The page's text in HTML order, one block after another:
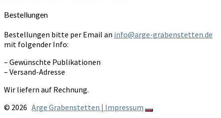
Bestellungen
Bestellungen bitte per Email an info@arge-grabenstetten.de
mit folgender Info:
– Gewünschte Publikationen
– Versand-Adresse
Wir liefern auf Rechnung.
© 2026 Arge Grabenstetten | Impressum